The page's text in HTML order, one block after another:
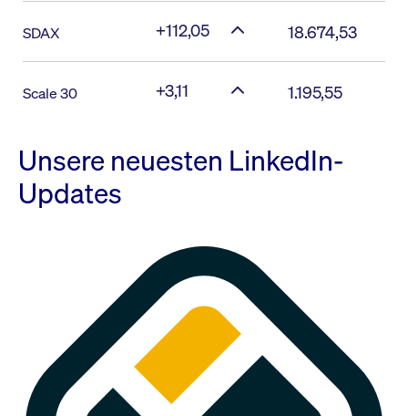
SDAX +112,05 18.674,53
Scale 30 +3,11 1.195,55
Unsere neuesten LinkedIn-
Updates